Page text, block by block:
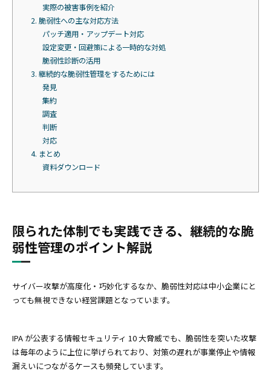
実際の被害事例を紹介
2. 脆弱性への主な対応方法
パッチ適用・アップデート対応
設定変更・回避策による一時的な対処
脆弱性診断の活用
3. 継続的な脆弱性管理をするためには
発見
集約
調査
判断
対応
4. まとめ
資料ダウンロード
限られた体制でも実践できる、継続的な脆
弱性管理のポイント解説
サイバー攻撃が高度化・巧妙化するなか、脆弱性対応は中小企業にと
っても無視できない経営課題となっています。
IPA が公表する情報セキュリティ 10 大脅威でも、脆弱性を突いた攻撃
は毎年のように上位に挙げられており、対策の遅れが事業停止や情報
漏えいにつながるケースも頻発しています。